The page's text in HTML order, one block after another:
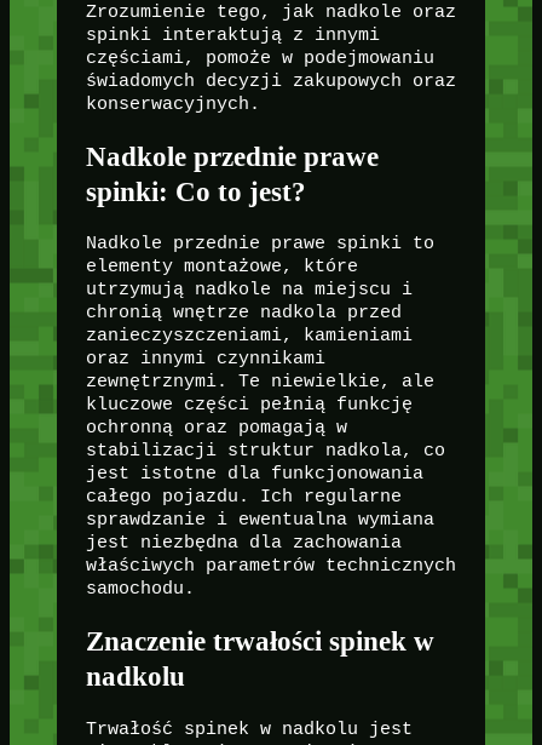
Zrozumienie tego, jak nadkole oraz
spinki interaktują z innymi
częściami, pomoże w podejmowaniu
świadomych decyzji zakupowych oraz
konserwacyjnych.
Nadkole przednie prawe
spinki: Co to jest?
Nadkole przednie prawe spinki to
elementy montażowe, które
utrzymują nadkole na miejscu i
chronią wnętrze nadkola przed
zanieczyszczeniami, kamieniami
oraz innymi czynnikami
zewnętrznymi. Te niewielkie, ale
kluczowe części pełnią funkcję
ochronną oraz pomagają w
stabilizacji struktur nadkola, co
jest istotne dla funkcjonowania
całego pojazdu. Ich regularne
sprawdzanie i ewentualna wymiana
jest niezbędna dla zachowania
właściwych parametrów technicznych
samochodu.
Znaczenie trwałości spinek w
nadkolu
Trwałość spinek w nadkolu jest